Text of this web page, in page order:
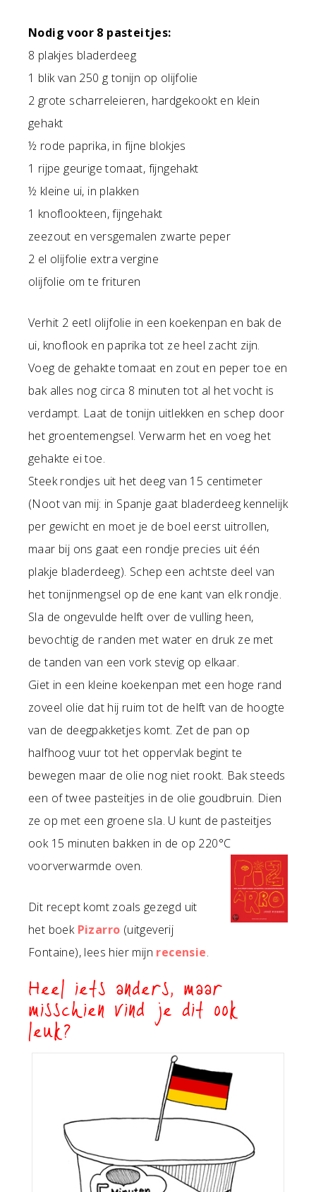
Nodig voor 8 pasteitjes:
8 plakjes bladerdeeg
1 blik van 250 g tonijn op olijfolie
2 grote scharreleieren, hardgekookt en klein
gehakt
½ rode paprika, in fijne blokjes
1 rijpe geurige tomaat, fijngehakt
½ kleine ui, in plakken
1 knoflookteen, fijngehakt
zeezout en versgemalen zwarte peper
2 el olijfolie extra vergine
olijfolie om te frituren
Verhit 2 eetl olijfolie in een koekenpan en bak de
ui, knoflook en paprika tot ze heel zacht zijn.
Voeg de gehakte tomaat en zout en peper toe en
bak alles nog circa 8 minuten tot al het vocht is
verdampt. Laat de tonijn uitlekken en schep door
het groentemengsel. Verwarm het en voeg het
gehakte ei toe.
Steek rondjes uit het deeg van 15 centimeter
(Noot van mij: in Spanje gaat bladerdeeg kennelijk
per gewicht en moet je de boel eerst uitrollen,
maar bij ons gaat een rondje precies uit één
plakje bladerdeeg). Schep een achtste deel van
het tonijnmengsel op de ene kant van elk rondje.
Sla de ongevulde helft over de vulling heen,
bevochtig de randen met water en druk ze met
de tanden van een vork stevig op elkaar.
Giet in een kleine koekenpan met een hoge rand
zoveel olie dat hij ruim tot de helft van de hoogte
van de deegpakketjes komt. Zet de pan op
halfhoog vuur tot het oppervlak begint te
bewegen maar de olie nog niet rookt. Bak steeds
een of twee pasteitjes in de olie goudbruin. Dien
ze op met een groene sla. U kunt de pasteitjes
ook 15 minuten bakken in de op 220°C
voorverwarmde oven.
Dit recept komt zoals gezegd uit
het boek Pizarro (uitgeverij
Fontaine), lees hier mijn recensie.
Heel iets anders, maar
misschien vind je dit ook
leuk?